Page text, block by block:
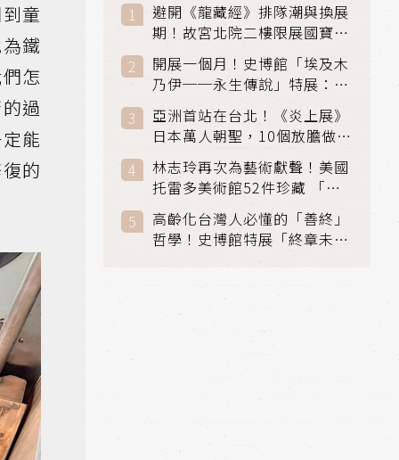
童
鐵
怎
過
能
的
避開《龍藏經》排隊潮與換展
期！故宮北院二樓限展國寶
〈元世祖出獵圖〉、乾隆最愛
「滑冰賽」更精采
開展一個月！史博館「埃及木
乃伊──永生傳說」特展：看
見物件構築的永生風景
亞洲首站在台北！《炎上展》
日本萬人朝聖，10個放膽做自
己場景與台灣獨家展品同步亮
相
林志玲再次為藝術獻聲！美國
托雷多美術館52件珍藏 「古
典光影大師：林布蘭到哥雅」
在富邦美術館隆重開展
高齡化台灣人必懂的「善終」
哲學！史博館特展「終章未